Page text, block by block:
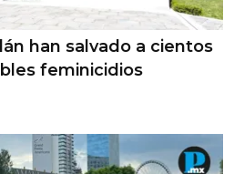
han salvado a cientos
feminicidios